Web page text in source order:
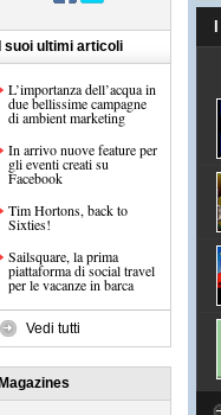
I suoi ultimi articoli
L’importanza dell’acqua in
due bellissime campagne
di ambient marketing
In arrivo nuove feature per
gli eventi creati su
Facebook
Tim Hortons, back to
Sixties!
Sailsquare, la prima
piattaforma di social travel
per le vacanze in barca
Vedi tutti
Magazines